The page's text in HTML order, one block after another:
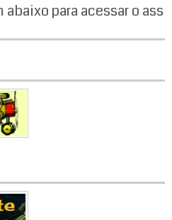
para acessar o ass